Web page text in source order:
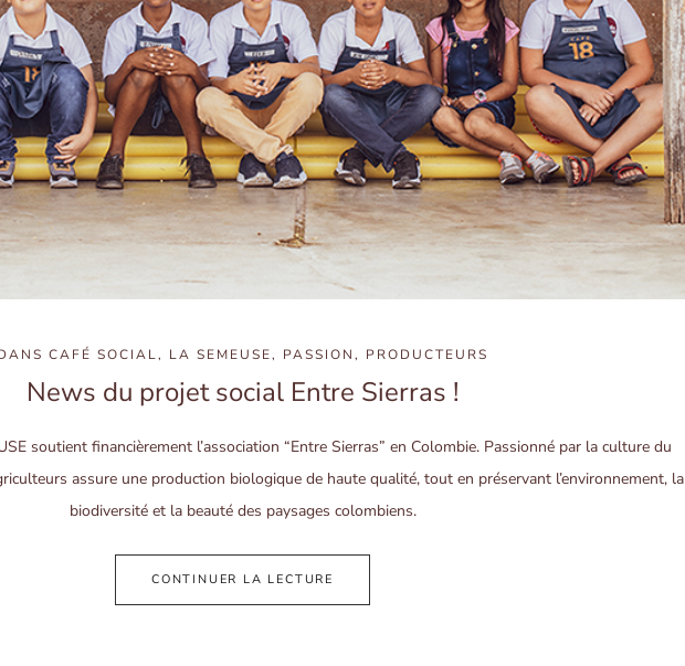
CAFÉ SOCIAL, LA SEMEUSE, PASSION, PRODUCTEURS
News du projet social Entre Sierras !
soutient financièrement l’association “Entre Sierras” en Colombie. Passionné par la culture du
assure une production biologique de haute qualité, tout en préservant l’environnement, la
biodiversité et la beauté des paysages colombiens.
CONTINUER LA LECTURE